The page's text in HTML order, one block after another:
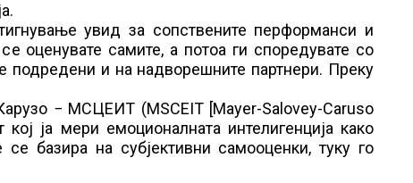
увид за сопствените перформанси и
оценувате самите, а потоа ги споредувате со
подредени и на надворешните партнери. Преку
− МСЦЕИТ (MSCEIT [Mayer-Salovey-Caruso
ја мери емоционалната интелигенција како
базира на субјективни самооценки, туку го